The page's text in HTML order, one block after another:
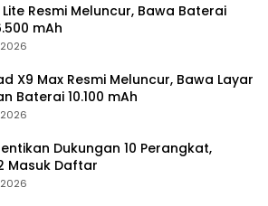
Lite Resmi Meluncur, Bawa Baterai
mAh
X9 Max Resmi Meluncur, Bawa Layar
Baterai 10.100 mAh
Dukungan 10 Perangkat,
Masuk Daftar